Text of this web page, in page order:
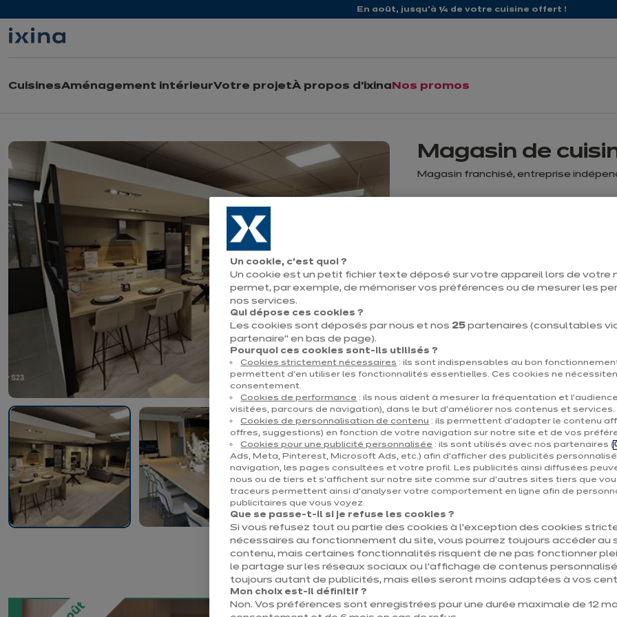
En août, jusqu'à ¼ de votre cuisine offert !
CuisinesAménagement intérieurVotre projetÀ propos d'ixina Nos promos
Magasin de
Magasin franchisé, entreprise
Contact
7700 Mouscron
Voir le numéro
mouscron@ixina.com
Un cookie, c’est quoi ?
Un cookie est un petit fichier texte déposé sur votre appareil lors de votre
permet, par exemple, de mémoriser vos préférences ou de mesurer les
nos services.
Qui dépose ces cookies ?
Les cookies sont déposés par nous et nos 25 partenaires (consultables
partenaire" en bas de page).
Pourquoi ces cookies sont-ils utilisés ?
Cookies strictement nécessaires : ils sont indispensables au bon
permettent d’en utiliser les fonctionnalités essentielles. Ces cookies ne
consentement.
Cookies de performance : ils nous aident à mesurer la fréquentation et
visitées, parcours de navigation), dans le but d’améliorer nos contenus et services.
Cookies de personnalisation de contenu : ils permettent d’adapter le contenu
offres, suggestions) en fonction de votre navigation sur notre site et de vos
Cookies pour une publicité personnalisée : ils sont utilisés avec nos partenaires (
Ads, Meta, Pinterest, Microsoft Ads, etc.) afin d’afficher des publicités
navigation, les pages consultées et votre profil. Les publicités ainsi diffusées
nous ou de tiers et s'affichent sur notre site comme sur d’autres sites tiers que
traceurs permettent ainsi d'analyser votre comportement en ligne afin de
publicitaires que vous voyez.
Que se passe-t-il si je refuse les cookies ?
Si vous refusez tout ou partie des cookies à l’exception des cookies
nécessaires au fonctionnement du site, vous pourrez toujours accéder au
contenu, mais certaines fonctionnalités risquent de ne pas fonctionner
le partage sur les réseaux sociaux ou l’affichage de contenus
toujours autant de publicités, mais elles seront moins adaptées à vos
Mon choix est-il définitif ?
Non. Vos préférences sont enregistrées pour une durée maximale de 12